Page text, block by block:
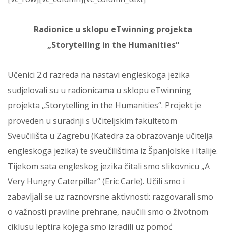
Radionice u sklopu eTwinning projekta
„Storytelling in the Humanities“
Učenici 2.d razreda na nastavi engleskoga jezika
sudjelovali su u radionicama u sklopu eTwinning
projekta „Storytelling in the Humanities“. Projekt je
proveden u suradnji s Učiteljskim fakultetom
Sveučilišta u Zagrebu (Katedra za obrazovanje učitelja
engleskoga jezika) te sveučilištima iz Španjolske i Italije.
Tijekom sata engleskog jezika čitali smo slikovnicu „A
Very Hungry Caterpillar“ (Eric Carle). Učili smo i
zabavljali se uz raznovrsne aktivnosti: razgovarali smo
o važnosti pravilne prehrane, naučili smo o životnom
ciklusu leptira kojega smo izradili uz pomoć